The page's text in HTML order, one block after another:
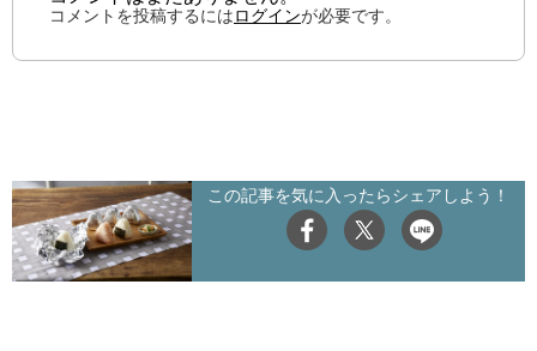
コメントを投稿するにはログインが必要です。
この記事を気に入ったらシェアしよう！